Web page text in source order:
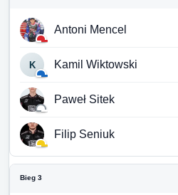
Antoni Mencel
K Kamil Wiktowski
Paweł Sitek
Filip Seniuk
Bieg 3